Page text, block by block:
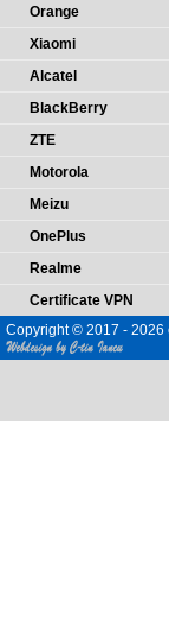
Orange
Xiaomi
Alcatel
BlackBerry
ZTE
Motorola
Meizu
OnePlus
Realme
Certificate VPN
Copyright © 2017 - 2026